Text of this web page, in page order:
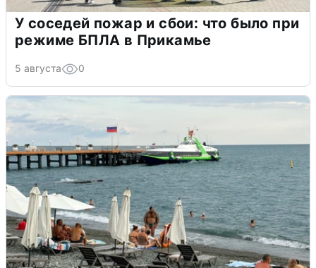
У соседей пожар и сбои: что было при
режиме БПЛА в Прикамье
5 августа 0